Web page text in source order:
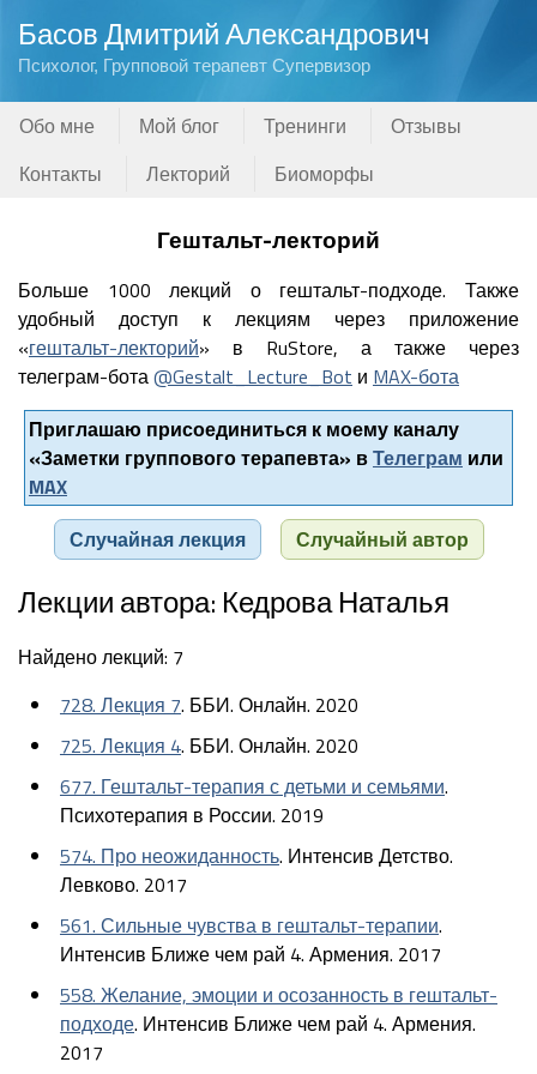
Басов Дмитрий Александрович
Психолог, Групповой терапевт Супервизор
Обо мне Мой блог Тренинги
Отзывы
Контакты
Лекторий Биоморфы
Гештальт-лекторий
Больше 1000 лекций о гештальт-подходе. Также
удобный доступ к лекциям через приложение
«гештальт-лекторий» в RuStore, а также через
телеграм-бота@Gestalt_Lecture_Bot и MAX-бота
Приглашаю присоединиться к моему каналу
«Заметки группового терапевта» вТелеграм или
MAX
Случайная лекция
Случайный автор
Лекции автора: Кедрова Наталья
Найдено лекций: 7
728. Лекция 7. ББИ. Онлайн. 2020
725. Лекция 4. ББИ. Онлайн. 2020
677. Гештальт-терапия с детьми и семьями.
Психотерапия в России. 2019
574. Про неожиданность. Интенсив Детство.
Левково. 2017
561. Сильные чувства в гештальт-терапии.
Интенсив Ближе чем рай 4. Армения. 2017
558. Желание, эмоции и осозанность в гештальт-
подходе. Интенсив Ближе чем рай 4. Армения.
2017